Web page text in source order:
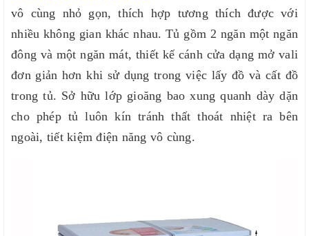
vô cùng nhỏ gọn, thích hợp tương thích được với
nhiều không gian khác nhau. Tủ gồm 2 ngăn một ngăn
đông và một ngăn mát, thiết kế cánh cửa dạng mở vali
đơn giản hơn khi sử dụng trong việc lấy đồ và cất đồ
trong tủ. Sở hữu lớp gioăng bao xung quanh dày dặn
cho phép tủ luôn kín tránh thất thoát nhiệt ra bên
ngoài, tiết kiệm điện năng vô cùng.